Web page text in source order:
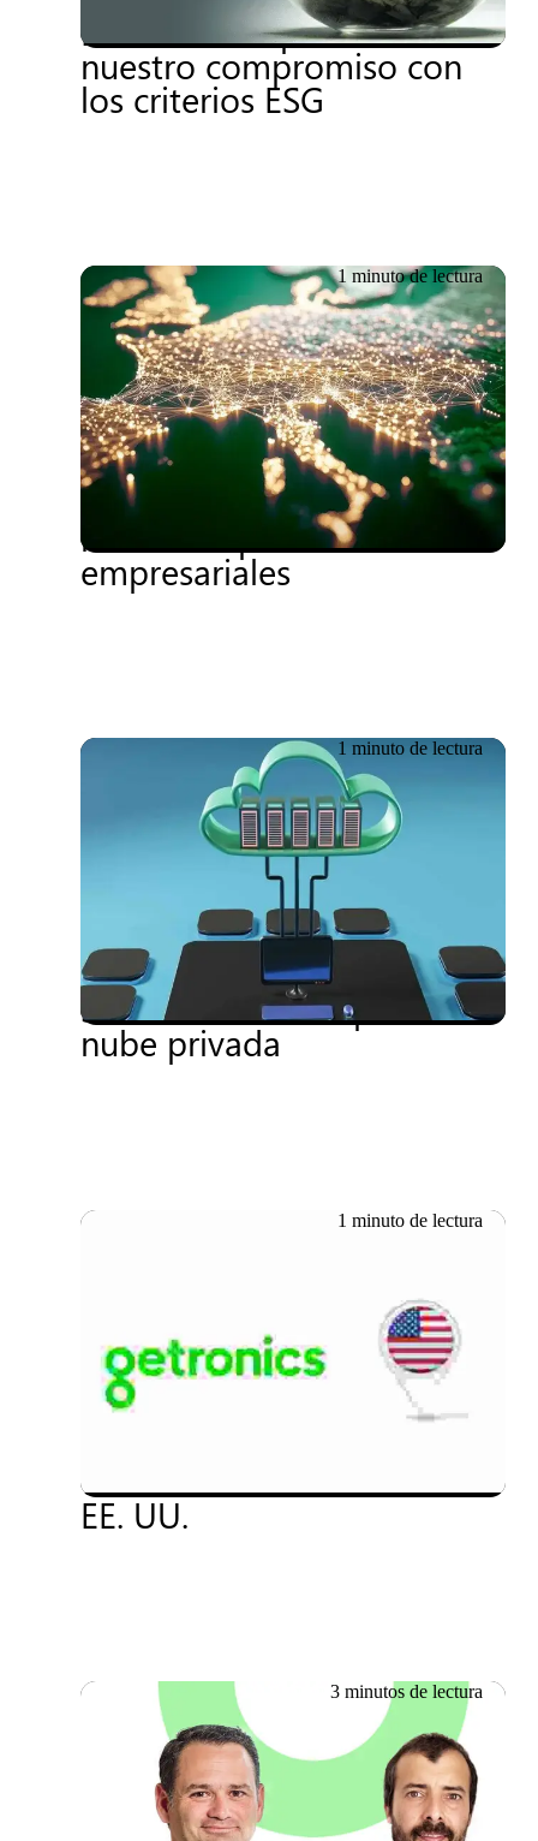
EcoVadis: un paso más en
nuestro compromiso con
los criterios ESG
1 minuto de lectura
04.12.2025
Resumen sobre la
confianza: ejemplos de
nuestras operaciones
empresariales
1 minuto de lectura
Getronics obtiene la
designación de «Microsoft
Solution Partner» para la
nube privada
1 minuto de lectura
Getronics amplía sus
técnica sobre el terreno en
EE. UU.
3 minutos de lectura
01.07.2025